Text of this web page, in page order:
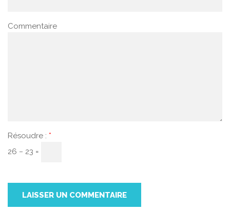
Commentaire
Résoudre : *
26 − 23 =